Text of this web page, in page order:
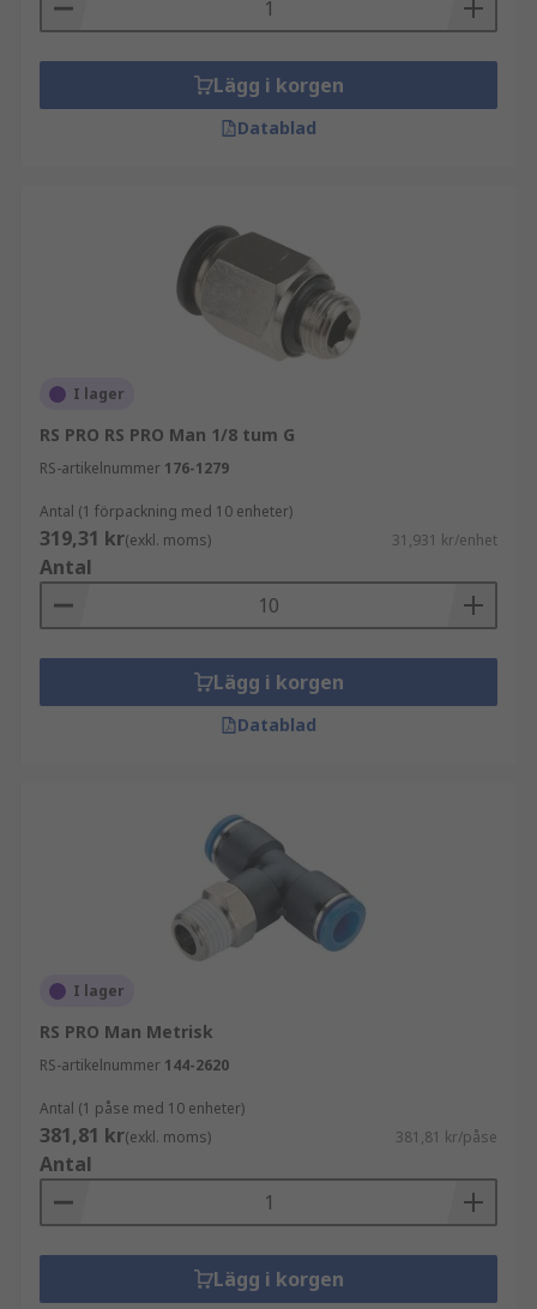
Lägg i korgen
Datablad
I lager
RS PRO RS PRO Man 1/8 tum G
RS-artikelnummer 176-1279
Antal (1 förpackning med 10 enheter)
319,31 kr(exkl. moms) 31,931 kr/enhet
Antal
Lägg i korgen
Datablad
I lager
RS PRO Man Metrisk
RS-artikelnummer 144-2620
Antal (1 påse med 10 enheter)
381,81 kr(exkl. moms) 381,81 kr/påse
Antal
Lägg i korgen